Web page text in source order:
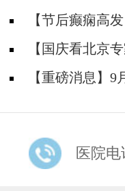
神经内科胡颖教授
【节后癫痫高
院陈葵博士免费会
题！
【国庆看北京
天坛&首钢医院两
【重磅消息】9
线！
医院电